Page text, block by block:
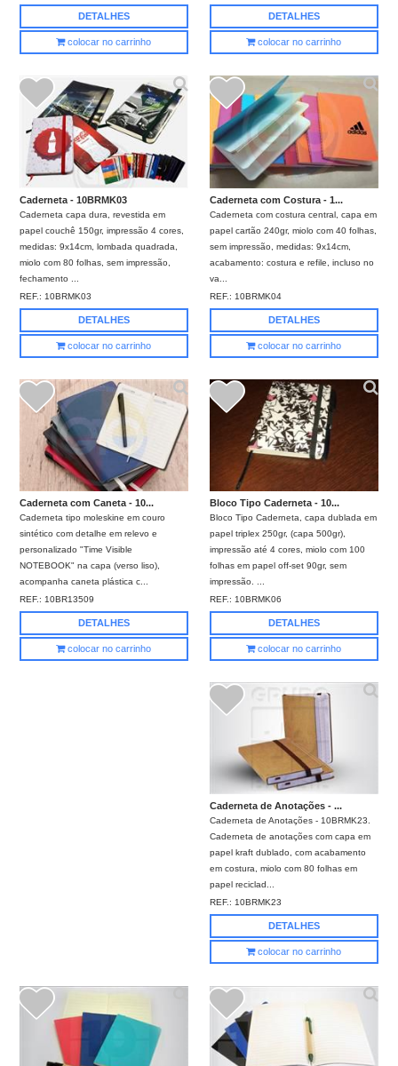
DETALHES
colocar no carrinho
DETALHES
colocar no carrinho
Caderneta - 10BRMK03
Caderneta capa dura, revestida em
papel couchê 150gr, impressão 4 cores,
medidas: 9x14cm, lombada quadrada,
miolo com 80 folhas, sem impressão,
fechamento ...
REF.: 10BRMK03
DETALHES
colocar no carrinho
Caderneta com Costura - 1...
Caderneta com costura central, capa em
papel cartão 240gr, miolo com 40 folhas,
sem impressão, medidas: 9x14cm,
acabamento: costura e refile, incluso no
va...
REF.: 10BRMK04
DETALHES
colocar no carrinho
Caderneta com Caneta - 10...
Caderneta tipo moleskine em couro
sintético com detalhe em relevo e
personalizado "Time Visible
NOTEBOOK" na capa (verso liso),
acompanha caneta plástica c...
REF.:10BR13509
DETALHES
colocar no carrinho
Bloco Tipo Caderneta - 10...
Bloco Tipo Caderneta, capa dublada em
papel triplex 250gr, (capa 500gr),
impressão até 4 cores, miolo com 100
folhas em papel off-set 90gr, sem
impressão. ...
REF.: 10BRMK06
DETALHES
colocar no carrinho
Caderneta de Anotações - ...
Caderneta de Anotações - 10BRMK23.
Caderneta de anotações com capa em
papel kraft dublado, com acabamento
em costura, miolo com 80 folhas em
papel reciclad...
REF.:10BRMK23
DETALHES
colocar no carrinho